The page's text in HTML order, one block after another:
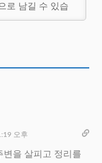
오후
변을 살피고 정리를